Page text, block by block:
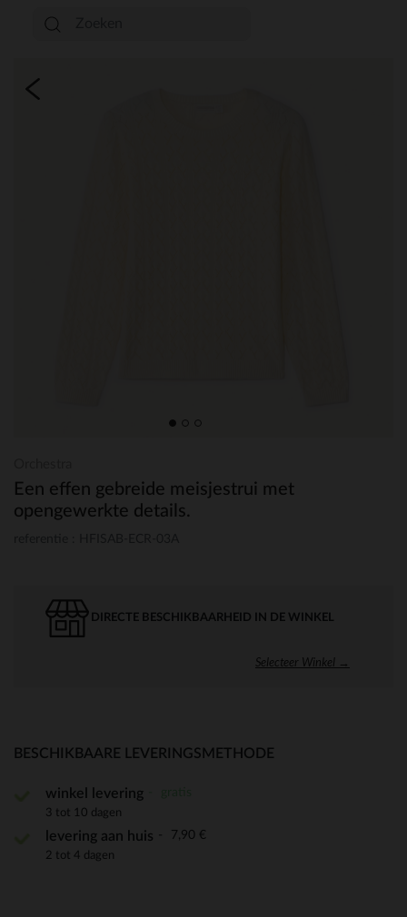
Een effen gebreide meisjestrui met
opengewerkte details.
DIRECTE BESCHIKBAARHEID IN DE WINKEL
Selecteer Winkel →
BESCHIKBAARE LEVERINGSMETHODE
winkel levering
3 tot 10 dagen
levering aan huis 7,90 €
2 tot 4 dagen